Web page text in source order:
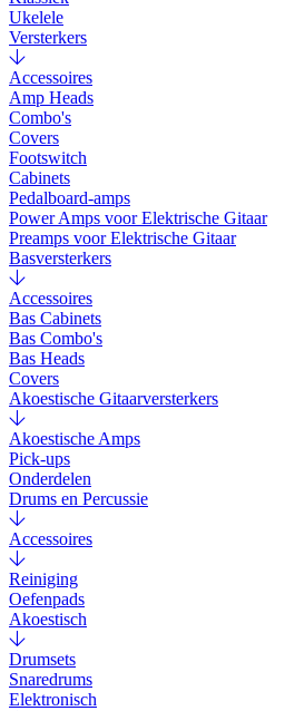
Ukelele
Versterkers
Accessoires
Amp Heads
Combo's
Covers
Footswitch
Cabinets
Pedalboard-amps
Power Amps voor Elektrische Gitaar
Preamps voor Elektrische Gitaar
Basversterkers
Accessoires
Bas Cabinets
Bas Combo's
Bas Heads
Covers
Akoestische Gitaarversterkers
Akoestische Amps
Pick-ups
Onderdelen
Drums en Percussie
Accessoires
Reiniging
Oefenpads
Akoestisch
Drumsets
Snaredrums
Elektronisch